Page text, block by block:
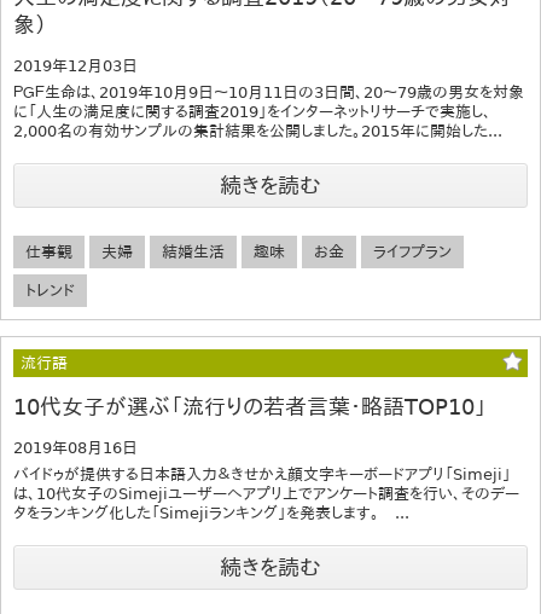
象）
2019年12月03日
ＰＧＦ生命は、2019年10月9日～10月11日の3日間、20～79歳の男女を対象
に「人生の満足度に関する調査2019」をインターネットリサーチで実施し、
2,000名の有効サンプルの集計結果を公開しました。2015年に開始した...
続きを読む
仕事観 夫婦 結婚生活 趣味 お金 ライフプラン
トレンド
流行語
10代女子が選ぶ「流行りの若者言葉・略語TOP10」
2019年08月16日
バイドゥが提供する日本語入力＆きせかえ顔文字キーボードアプリ「Simeji」
は、10代女子のSimejiユーザーへアプリ上でアンケート調査を行い、そのデー
タをランキング化した「Simejiランキング」を発表します。 ...
続きを読む